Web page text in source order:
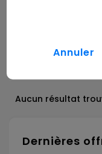
manière ou d’une
d’emploi
Aucun résultat
Dernières